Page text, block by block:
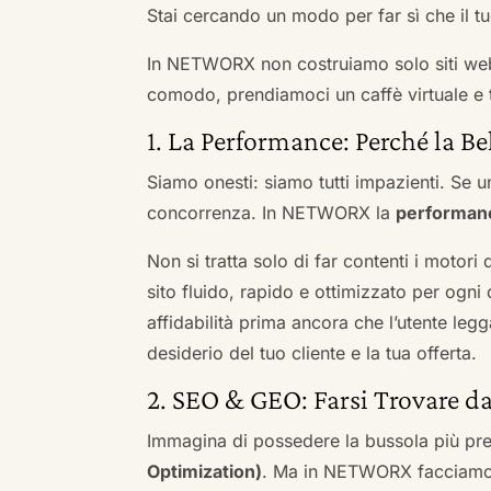
Stai cercando un modo per far sì che il
In NETWORX non costruiamo solo siti
comodo, prendiamoci un caffè virtuale
1. La Performance: Perché la
Siamo onesti: siamo tutti impazienti. Se
concorrenza. In NETWORX la
Non si tratta solo di far contenti i motori
sito fluido, rapido e ottimizzato per ogni
affidabilità prima ancora che l’utente
desiderio del tuo cliente e la tua offerta.
2. SEO & GEO: Farsi Trovare
Immagina di possedere la bussola più
Optimization). Ma in NETWORX